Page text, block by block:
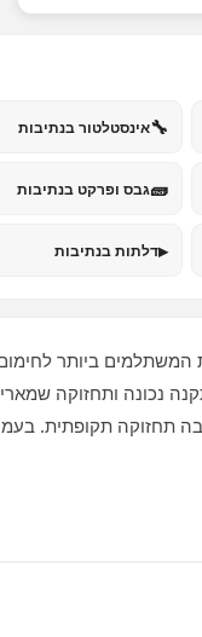
🔧אינסטלטור בנתיבות
🧱גבס ופרקט בנתיבות
▸דלתות בנתיבות
המשתלמים ביותר
נכונה ותחזוקה
תחזוקה תקופתית.